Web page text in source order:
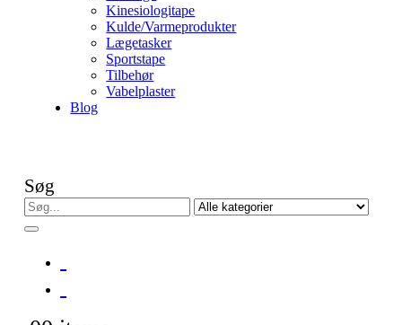
Kinesiologitape
Kulde/Varmeprodukter
Lægetasker
Sportstape
Tilbehør
Vabelplaster
Blog
Søg